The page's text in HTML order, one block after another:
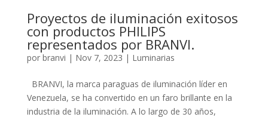
Proyectos de iluminación exitosos
con productos PHILIPS
representados por BRANVI.
por branvi | Nov 7, 2023 | Luminarias
BRANVI, la marca paraguas de iluminación líder en
Venezuela, se ha convertido en un faro brillante en la
industria de la iluminación. A lo largo de 30 años,